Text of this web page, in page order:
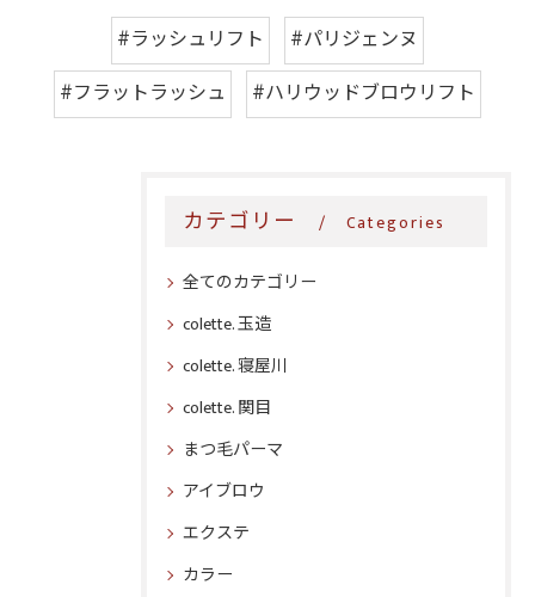
#ラッシュリフト
#パリジェンヌ
#フラットラッシュ
#ハリウッドブロウリフト
カテゴリー Categories
全てのカテゴリー
colette. 玉造
colette. 寝屋川
colette. 関目
まつ毛パーマ
アイブロウ
エクステ
カラー